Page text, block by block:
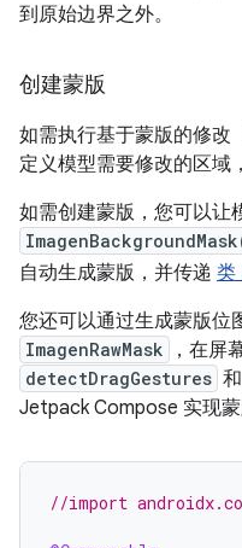
到原始边界之外。
创建蒙版
如需执行基于蒙版的修改
定义模型需要修改的区域
如需创建蒙版，您可以让
自动生成蒙版，并传递 类
您还可以通过生成蒙版位
ImagenRawMask ，在屏
detectDragGestures 和
Jetpack Compose 实现
//import